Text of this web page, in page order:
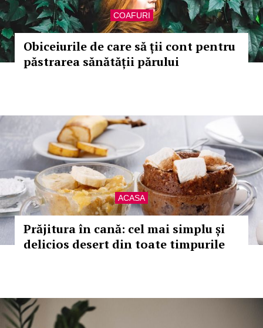
COAFURI
Obiceiurile de care să ții cont pentru
păstrarea sănătății părului
ACASA
Prăjitura în cană: cel mai simplu și
delicios desert din toate timpurile